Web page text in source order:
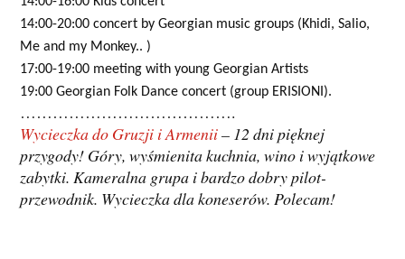
14:00-20:00 concert by Georgian music groups (Khidi, Salio,
Me and my Monkey.. )
17:00-19:00 meeting with young Georgian Artists
19:00 Georgian Folk Dance concert (group ERISIONI).
………………………………….
Wycieczka do Gruzji i Armenii– 12 dni pięknej
przygody! Góry, wyśmienita kuchnia, wino i wyjątkowe
zabytki. Kameralna grupa i bardzo dobry pilot-
przewodnik. Wycieczka dla koneserów. Polecam!